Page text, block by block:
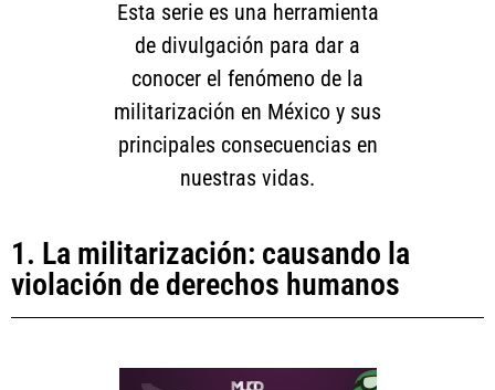
Esta serie es una herramienta
de divulgación para dar a
conocer el fenómeno de la
militarización en México y sus
principales consecuencias en
nuestras vidas.
1. La militarización: causando la
violación de derechos humanos